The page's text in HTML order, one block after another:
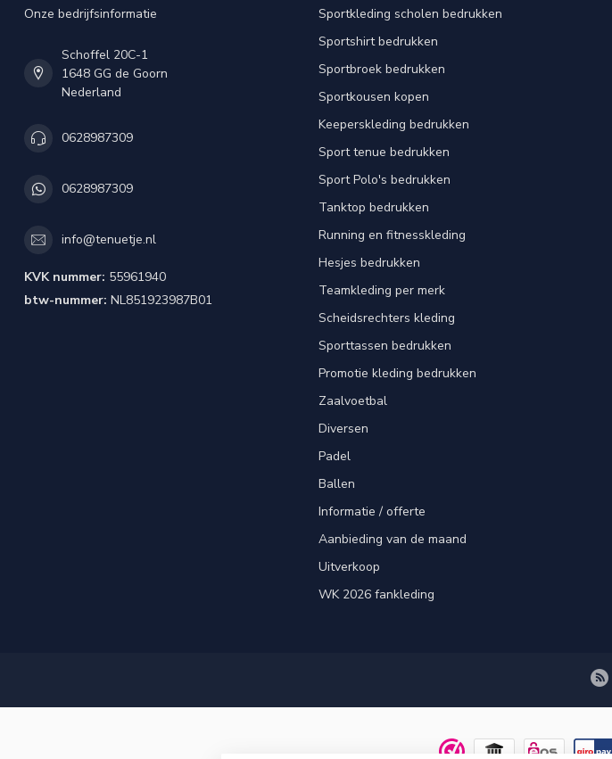
Onze bedrijfsinformatie
Schoffel 20C-1
1648 GG de Goorn
Nederland
0628987309
0628987309
info@tenuetje.nl
KVK nummer: 55961940
btw-nummer: NL851923987B01
Sportkleding scholen bedrukken
Sportshirt bedrukken
Sportbroek bedrukken
Sportkousen kopen
Keeperskleding bedrukken
Sport tenue bedrukken
Sport Polo's bedrukken
Tanktop bedrukken
Running en fitnesskleding
Hesjes bedrukken
Teamkleding per merk
Scheidsrechters kleding
Sporttassen bedrukken
Promotie kleding bedrukken
Zaalvoetbal
Diversen
Padel
Ballen
Informatie / offerte
Aanbieding van de maand
Uitverkoop
WK 2026 fankleding